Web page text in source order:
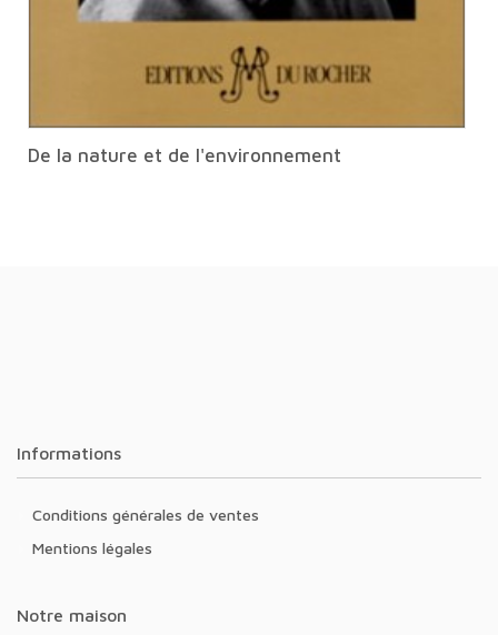
De la nature et de l'environnement
Informations
Conditions générales de ventes
Mentions légales
Notre maison